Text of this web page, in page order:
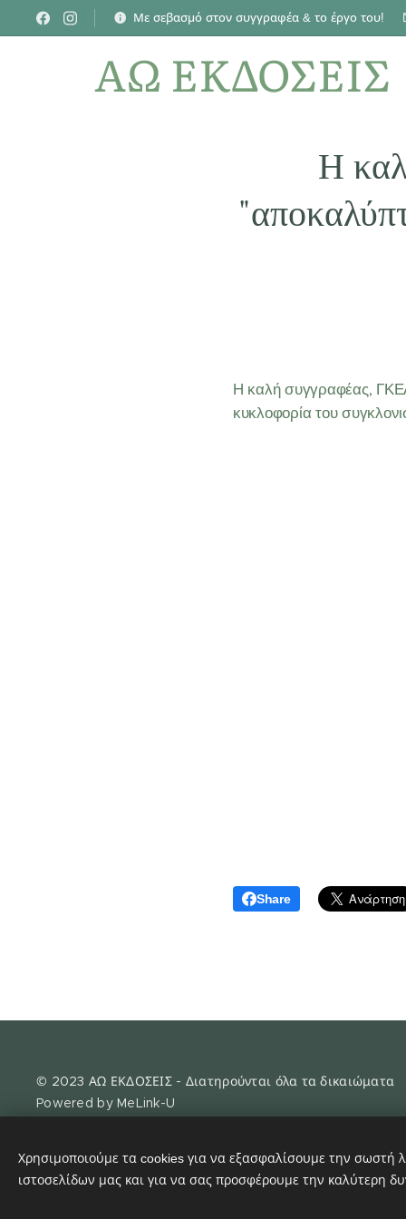
Με σεβασμό στον συγγραφέα & το έργο του!
ΑΩ ΕΚΔΟΣΕΙΣ
Η
Η καλή συγγραφέας,
κυκλοφορία του
Share
© 2023 ΑΩ ΕΚΔΟΣΕΙΣ - Διατηρούνται όλα τα δικαιώματα
Powered by MeLink-U
Χρησιμοποιούμε τα cookies για να εξασφαλίσουμε την σωστή
ιστοσελίδων μας και για να σας προσφέρουμε την καλύτερη